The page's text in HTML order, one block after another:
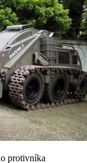
protivníka